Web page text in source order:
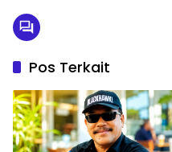
Pos Terkait